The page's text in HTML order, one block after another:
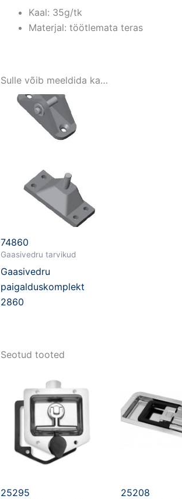
Kaal: 35g/tk
Materjal: töötlemata teras
Sulle võib meeldida ka…
74860
Gaasivedru tarvikud
Gaasivedru
paigalduskomplekt
2860
Seotud tooted
25295 25208